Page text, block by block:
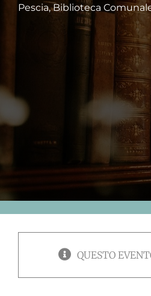
Pescia, Biblioteca
QUESTO